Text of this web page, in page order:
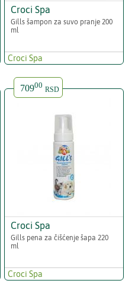
Croci Spa
Gills šampon za suvo pranje 200
ml
Croci Spa
70900 RSD
Croci Spa
Gills pena za čišćenje šapa 220
ml
Croci Spa